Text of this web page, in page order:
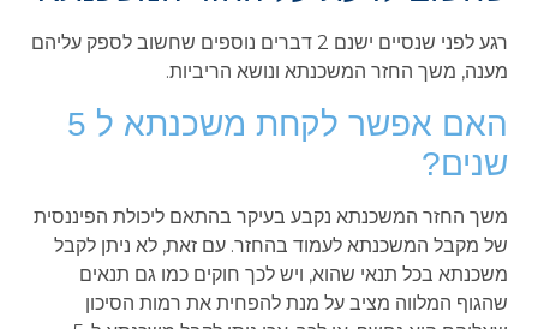
רגע לפני שנסיים ישנם 2 דברים נוספים שחשוב לספק עליהם
מענה, משך החזר המשכנתא ונושא הריביות.
האם אפשר לקחת משכנתא ל 5
שנים?
משך החזר המשכנתא נקבע בעיקר בהתאם ליכולת הפיננסית
של מקבל המשכנתא לעמוד בהחזר. עם זאת, לא ניתן לקבל
משכנתא בכל תנאי שהוא, ויש לכך חוקים כמו גם תנאים
שהגוף המלווה מציב על מנת להפחית את רמות הסיכון